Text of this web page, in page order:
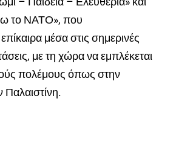
το ΝΑΤΟ», που
μέσα στις σημερινές
με τη χώρα να εμπλέκεται
πολέμους όπως στην
Παλαιστίνη.